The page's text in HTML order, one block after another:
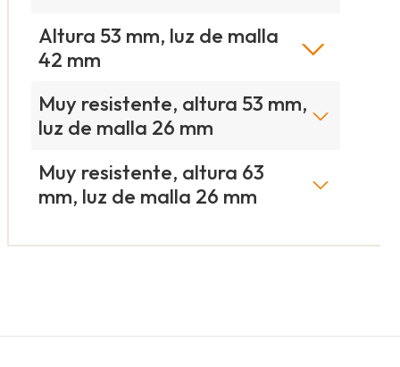
Altura 53 mm, luz de malla
42 mm
Muy resistente, altura 53 mm,
luz de malla 26 mm
Muy resistente, altura 63
mm, luz de malla 26 mm